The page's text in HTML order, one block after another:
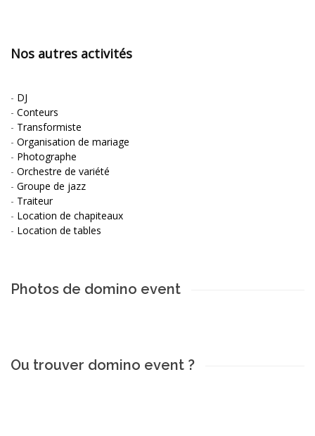
Nos autres activités
- DJ
- Conteurs
- Transformiste
- Organisation de mariage
- Photographe
- Orchestre de variété
- Groupe de jazz
- Traiteur
- Location de chapiteaux
- Location de tables
Photos de domino event
Ou trouver domino event ?